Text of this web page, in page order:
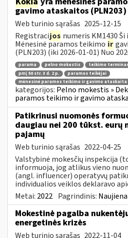
gavimo ataskaitos
Web turinio sąrašas 2025-12-15
Registracijos numeris KM1430
Mėnesinė paramos teikimo ir
(PLN203) (iki 2026-01-01) Nuo
parama pelno mokestis teikimo
pmį 50 str. 3 d. 2 p.
paramos teikėjai
mėnesinė paramos teikimo ir gavimo ataskaita
kategorijos: Pelno mokestis »
paramos teikimo ir gavimo
Patikrinusi nuomonės
daugiau nei 200 tūkst. eurų
pajamų
Web turinio sąrašas 2022-04-25
Valstybinė mokesčių inspekcija
informuoja, jog atlikus vieno
(angl. influencer) operatyvų
individualios veiklos deklaravo
Metai: 2022 Pagrindinis: Naujiena
Mokestinė pagalba
energetinės krizės
Web turinio sąrašas 2022-11-04